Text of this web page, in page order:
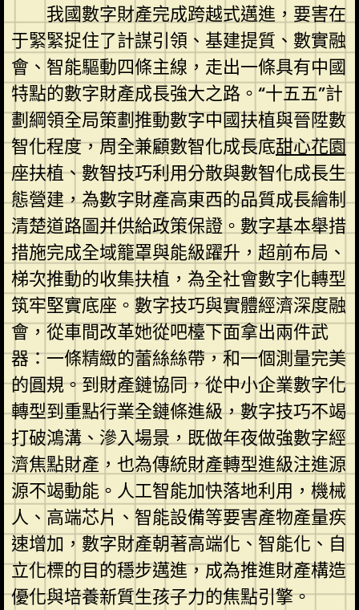
我國數字財產完成跨越式邁進，要害在
于緊緊捉住了計謀引領、基建提質、數實融
會、智能驅動四條主線，走出一條具有中國
特點的數字財產成長強大之路。“十五五”計
劃綱領全局策劃推動數字中國扶植與晉陞數
智化程度，周全兼顧數智化成長底甜心花園
座扶植、數智技巧利用分散與數智化成長生
態營建，為數字財產高東西的品質成長繪制
清楚道路圖并供給政策保證。數字基本舉措
措施完成全域籠罩與能級躍升，超前布局、
梯次推動的收集扶植，為全社會數字化轉型
筑牢堅實底座。數字技巧與實體經濟深度融
會，從車間改革她從吧檯下面拿出兩件武
器：一條精緻的蕾絲絲帶，和一個測量完美
的圓規。到財產鏈協同，從中小企業數字化
轉型到重點行業全鏈條進級，數字技巧不竭
打破鴻溝、滲入場景，既做年夜做強數字經
濟焦點財產，也為傳統財產轉型進級注進源
源不竭動能。人工智能加快落地利用，機械
人、高端芯片、智能設備等要害產物產量疾
速增加，數字財產朝著高端化、智能化、自
立化標的目的穩步邁進，成為推進財產構造
優化與培養新質生孩子力的焦點引擎。